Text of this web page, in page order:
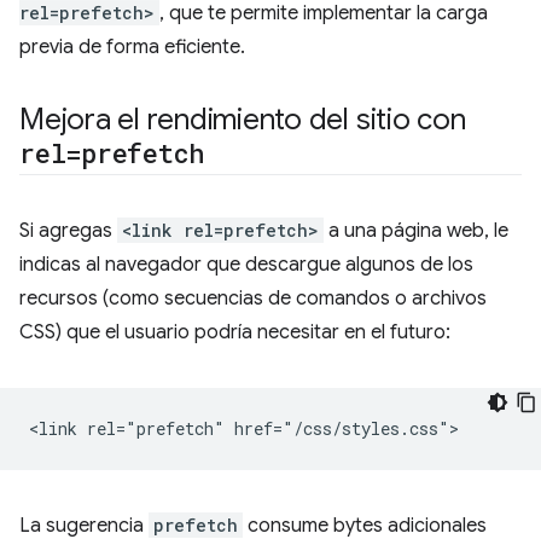
rel=prefetch> , que te permite implementar la carga
previa de forma eficiente.
Mejora el rendimiento del sitio con
rel=prefetch
Si agregas <link rel=prefetch> a una página web, le
indicas al navegador que descargue algunos de los
recursos (como secuencias de comandos o archivos
CSS) que el usuario podría necesitar en el futuro:
La sugerencia prefetch consume bytes adicionales